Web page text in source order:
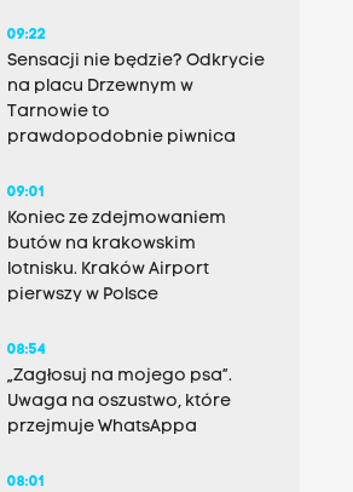
09:22
Sensacji nie będzie? Odkrycie
na placu Drzewnym w
Tarnowie to
prawdopodobnie piwnica
09:01
Koniec ze zdejmowaniem
butów na krakowskim
lotnisku. Kraków Airport
pierwszy w Polsce
08:54
„Zagłosuj na mojego psa”.
Uwaga na oszustwo, które
przejmuje WhatsAppa
08:01